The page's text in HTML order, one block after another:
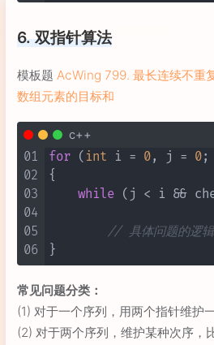
6. 双指针算法
模板题 AcWing 799. 最长连续不重
数组元素的目标和
c++
01
02
03
04
05
06
for ( int i = 0, j = 0;
{
while (j < i &&
// 具体问题的逻辑
常见问题分类：
(1) 对于一个序列，用两个指针维护
(2) 对于两个序列，维护某种次序，